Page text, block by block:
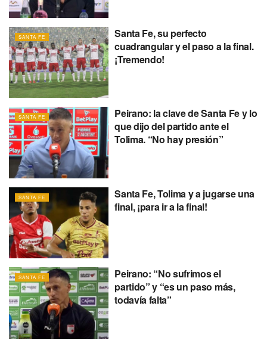
SANTA FE
Santa Fe, su perfecto
cuadrangular y el paso a la final.
¡Tremendo!
SANTA FE
Peirano: la clave de Santa Fe y lo
que dijo del partido ante el
Tolima. “No hay presión”
SANTA FE
Santa Fe, Tolima y a jugarse una
final, ¡para ir a la final!
SANTA FE
Peirano: “No sufrimos el
partido” y “es un paso más,
todavía falta”